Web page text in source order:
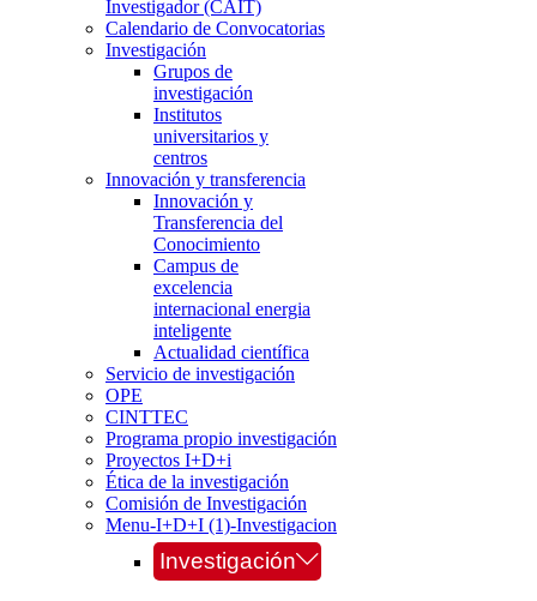
Investigador (CAIT)
Calendario de Convocatorias
Investigación
Grupos de
investigación
Institutos
universitarios y
centros
Innovación y transferencia
Innovación y
Transferencia del
Conocimiento
Campus de
excelencia
internacional energia
inteligente
Actualidad científica
Servicio de investigación
OPE
CINTTEC
Programa propio investigación
Proyectos I+D+i
Ética de la investigación
Comisión de Investigación
Menu-I+D+I (1)-Investigacion
Investigación